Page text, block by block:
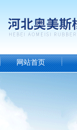
网站首页